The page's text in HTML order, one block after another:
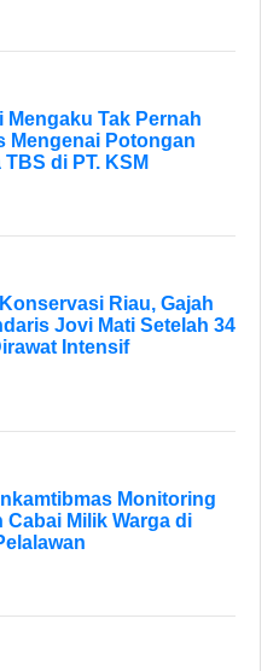
Mengaku Tak Pernah
Mengenai Potongan
TBS di PT. KSM
Riau, Gajah
Jovi Mati Setelah 34
Intensif
Monitoring
Cabai Milik Warga di